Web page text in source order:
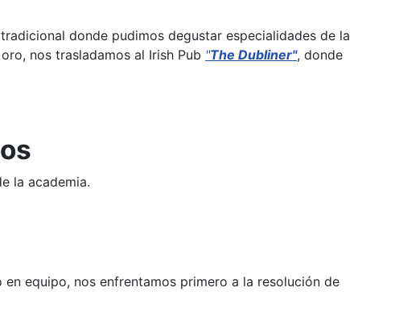
donde pudimos degustar especialidades de la
nos trasladamos al Irish Pub "The Dubliner", donde
la academia.
equipo, nos enfrentamos primero a la resolución de